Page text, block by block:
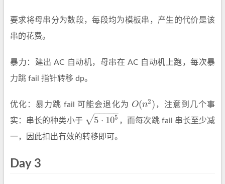
要求将母串分为数段，每段均为模板串，产生的代价是该
串的花费。
暴力：建出 AC 自动机，母串在 AC 自动机上跑，每次暴
力跳 fail 指针转移 dp。
优化：暴力跳 fail 可能会退化为 O(n2)
O(n2)
，注意到几个事
实：串长的种类小于
5 ⋅ 105
− −
−−−
√
5⋅10 5
，而每次跳 fail 串长至少减
一，因此扣出有效的转移即可。
Day 3